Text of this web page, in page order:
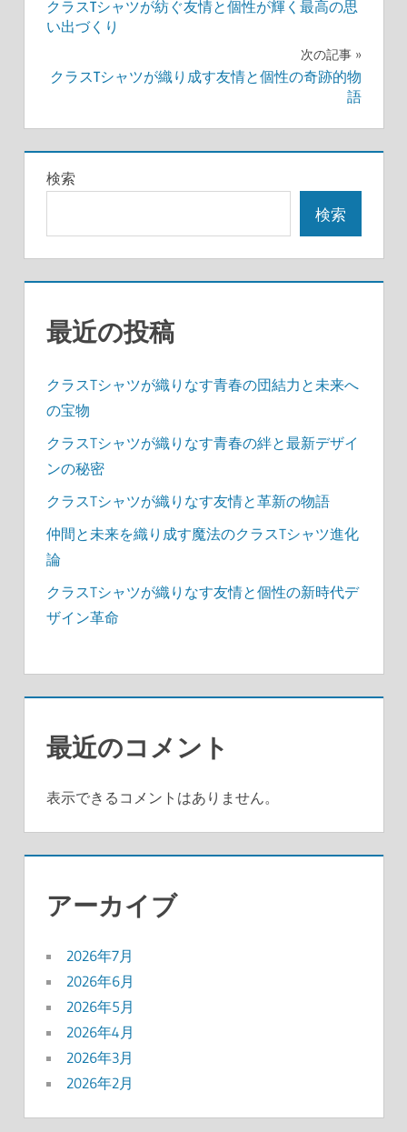
稿
ゲ
ー
シ
ョ
ン
クラスTシャツが紡ぐ友情と個性が輝く最高の思
い出づくり
次の記事
クラスTシャツが織り成す友情と個性の奇跡的物
語
検索
検索
最近の投稿
クラスTシャツが織りなす青春の団結力と未来へ
の宝物
クラスTシャツが織りなす青春の絆と最新デザイ
ンの秘密
クラスTシャツが織りなす友情と革新の物語
仲間と未来を織り成す魔法のクラスTシャツ進化
論
クラスTシャツが織りなす友情と個性の新時代デ
ザイン革命
最近のコメント
表示できるコメントはありません。
アーカイブ
2026年7月
2026年6月
2026年5月
2026年4月
2026年3月
2026年2月